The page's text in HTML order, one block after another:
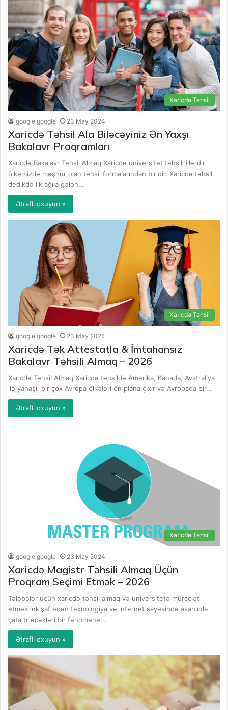
Xaricdə Təhsil
google google 23 May 2024
Xaricdə Təhsil Ala Biləcəyiniz Ən Yaxşı
Bakalavr Proqramları
Xaricdə Bakalavr Təhsil Almaq Xaricdə universitet təhsili illərdir
ölkəmizdə məşhur olan təhsil formalarından biridir. Xaricdə təhsil
dedikdə ilk ağıla gələn…
Ətraflı oxuyun »
Xaricdə Təhsil
google google 23 May 2024
Xaricdə Tək Attestatla & İmtahansız
Bakalavr Təhsili Almaq – 2026
Xaricdə Təhsil Almaq Xaricdə təhsildə Amerika, Kanada, Avstraliya
ilə yanaşı, bir çox Avropa ölkələri ön plana çıxır və Avropada bir…
Ətraflı oxuyun »
Xaricdə Təhsil
google google 23 May 2024
Xaricdə Magistr Təhsili Almaq Üçün
Proqram Seçimi Etmək – 2026
Tələbələr üçün xaricdə təhsil almaq və universitetə müraciət
etmək inkişaf edən texnologiya və internet sayəsində asanlıqla
çata biləcəkləri bir fenomenə…
Ətraflı oxuyun »